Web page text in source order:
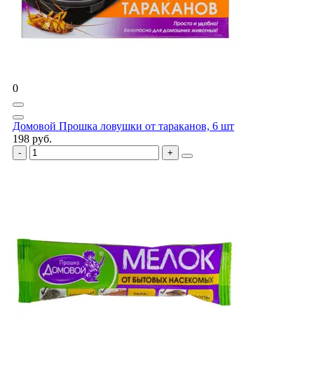
0
Домовой Прошка ловушки от тараканов, 6 шт
198 руб.